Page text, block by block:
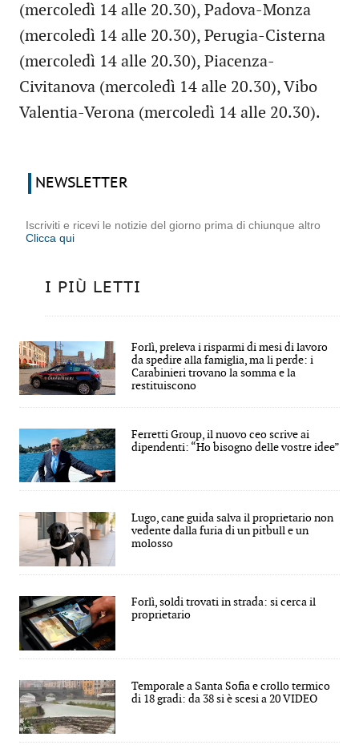
(mercoledì 14 alle 20.30), Padova-Monza
(mercoledì 14 alle 20.30), Perugia-Cisterna
(mercoledì 14 alle 20.30), Piacenza-
Civitanova (mercoledì 14 alle 20.30), Vibo
Valentia-Verona (mercoledì 14 alle 20.30).
NEWSLETTER
Iscriviti e ricevi le notizie del giorno prima di chiunque altro
Clicca qui
I PIÙ LETTI
Forlì, preleva i risparmi di mesi di lavoro
da spedire alla famiglia, ma li perde: i
Carabinieri trovano la somma e la
restituiscono
Ferretti Group, il nuovo ceo scrive ai
dipendenti: “Ho bisogno delle vostre idee”
Lugo, cane guida salva il proprietario non
vedente dalla furia di un pitbull e un
molosso
Forlì, soldi trovati in strada: si cerca il
proprietario
Temporale a Santa Sofia e crollo termico
di 18 gradi: da 38 si è scesi a 20 VIDEO